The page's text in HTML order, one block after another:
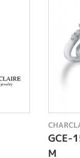
GCE-
M